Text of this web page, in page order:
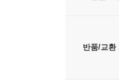
반품/교환